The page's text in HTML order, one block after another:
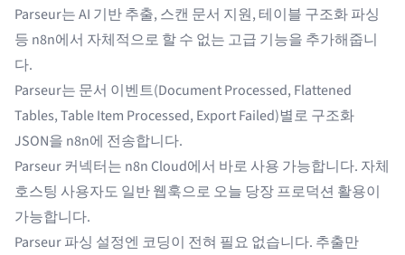
Parseur는 AI 기반 추출, 스캔 문서 지원, 테이블 구조화 파싱
등 n8n에서 자체적으로 할 수 없는 고급 기능을 추가해줍니
다.
Parseur는 문서 이벤트(Document Processed, Flattened
Tables, Table Item Processed, Export Failed)별로 구조화
JSON을 n8n에 전송합니다.
Parseur 커넥터는 n8n Cloud에서 바로 사용 가능합니다. 자체
호스팅 사용자도 일반 웹훅으로 오늘 당장 프로덕션 활용이
가능합니다.
Parseur 파싱 설정엔 코딩이 전혀 필요 없습니다. 추출만